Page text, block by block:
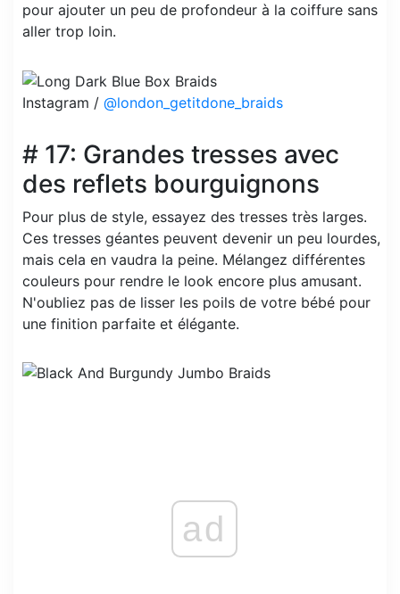
pour ajouter un peu de profondeur à la coiffure sans
aller trop loin.
Instagram / @london_getitdone_braids
# 17: Grandes tresses avec
des reflets bourguignons
Pour plus de style, essayez des tresses très larges.
Ces tresses géantes peuvent devenir un peu lourdes,
mais cela en vaudra la peine. Mélangez différentes
couleurs pour rendre le look encore plus amusant.
N'oubliez pas de lisser les poils de votre bébé pour
une finition parfaite et élégante.
ad